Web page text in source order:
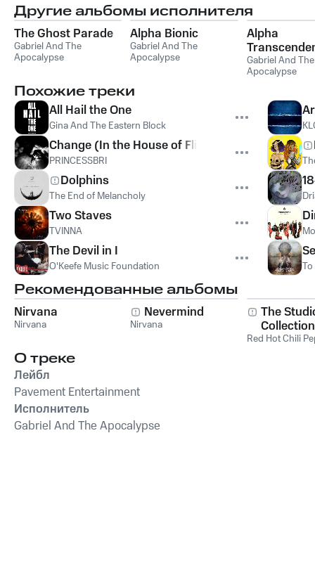
Другие альбомы исполнителя
The Ghost Parade
Gabriel And The
Apocalypse
Alpha Bionic
Gabriel And The
Apocalypse
Alpha
Gabriel And The
Apocalypse
Похожие треки
All Hail the One
Gina And The Eastern Block
Change (In the House of Flies)
PRINCESSBRI
Dolphins
The End of Melancholy
Two Staves
TVINNA
The Devil in I
O'Keefe Music Foundation
Рекомендованные альбомы
Nirvana
Nirvana
Nevermind
Nirvana
The
Collection
Red Hot Chili
О треке
Лейбл
Pavement Entertainment
Исполнитель
Gabriel And The Apocalypse